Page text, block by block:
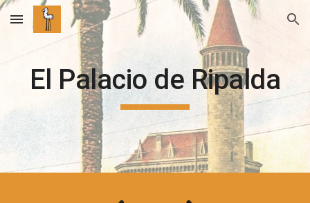
Skip to main content Skip to navigation
El Palacio de Ripalda